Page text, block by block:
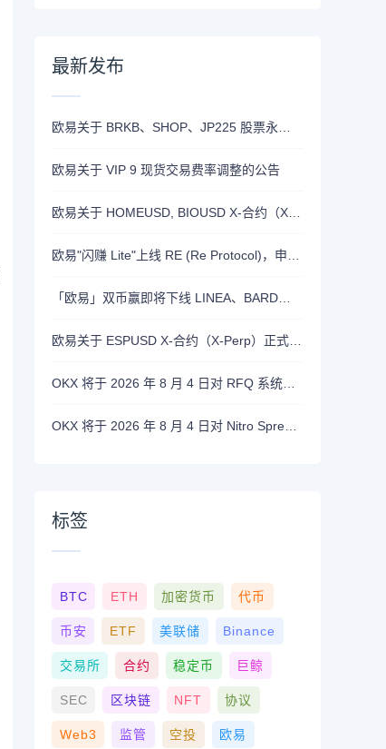
最新发布
欧易关于 VIP 9 现货交易费率调整的公告
标签
BTC ETH 加密货币 代币
币安 ETF 美联储 Binance
交易所 合约 稳定币 巨鲸
SEC 区块链 NFT 协议
Web3 监管 空投 欧易